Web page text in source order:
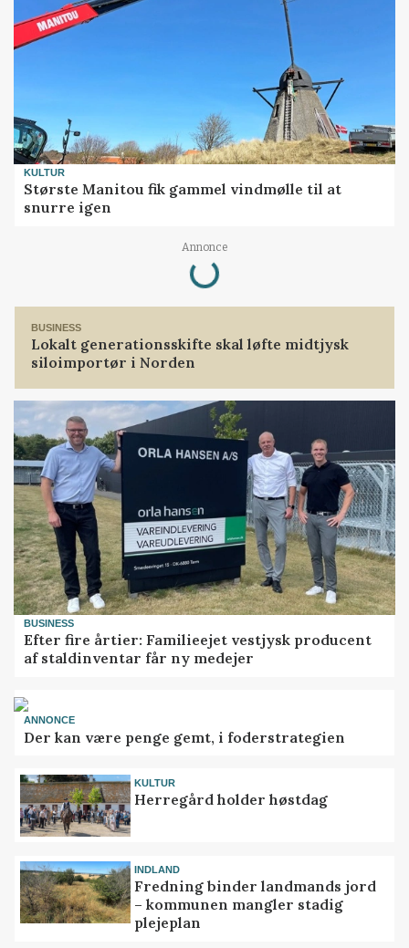
KULTUR
Største Manitou fik gammel vindmølle til at
snurre igen
Annonce
Loading...
BUSINESS
Lokalt generationsskifte skal løfte midtjysk
siloimportør i Norden
BUSINESS
Efter fire årtier: Familieejet vestjysk producent
af staldinventar får ny medejer
ANNONCE
Der kan være penge gemt, i foderstrategien
KULTUR
Herregård holder høstdag
INDLAND
Fredning binder landmands jord
– kommunen mangler stadig
plejeplan